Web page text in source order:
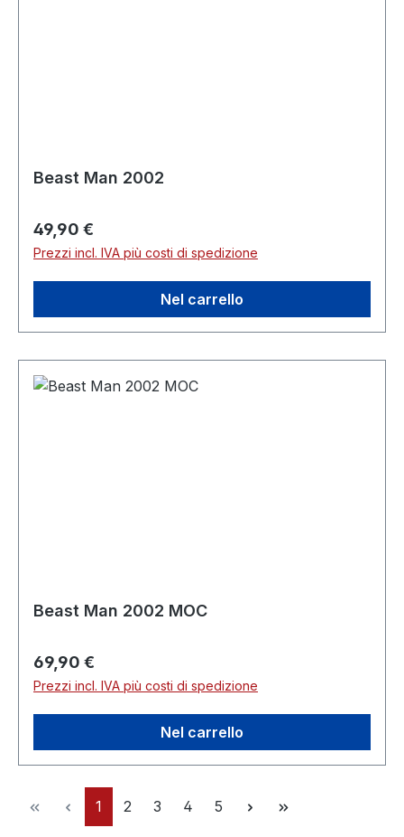
Beast Man 2002
Prezzo normale:
49,90 €
Prezzi incl. IVA più costi di spedizione
Nel carrello
Beast Man 2002 MOC
Prezzo normale:
69,90 €
Prezzi incl. IVA più costi di spedizione
Nel carrello
Pagina
1 Pagina
2 Pagina
3 Pagina
4 Pagina
5